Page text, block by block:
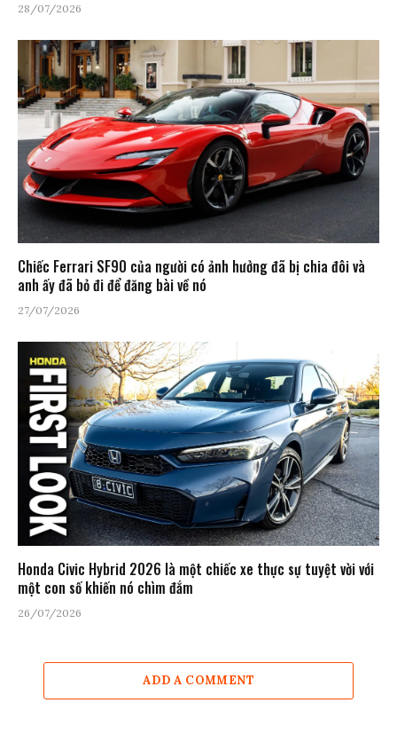
28/07/2026
Chiếc Ferrari SF90 của người có ảnh hưởng đã bị chia đôi và
anh ấy đã bỏ đi để đăng bài về nó
27/07/2026
Honda Civic Hybrid 2026 là một chiếc xe thực sự tuyệt vời với
một con số khiến nó chìm đắm
26/07/2026
ADD A COMMENT